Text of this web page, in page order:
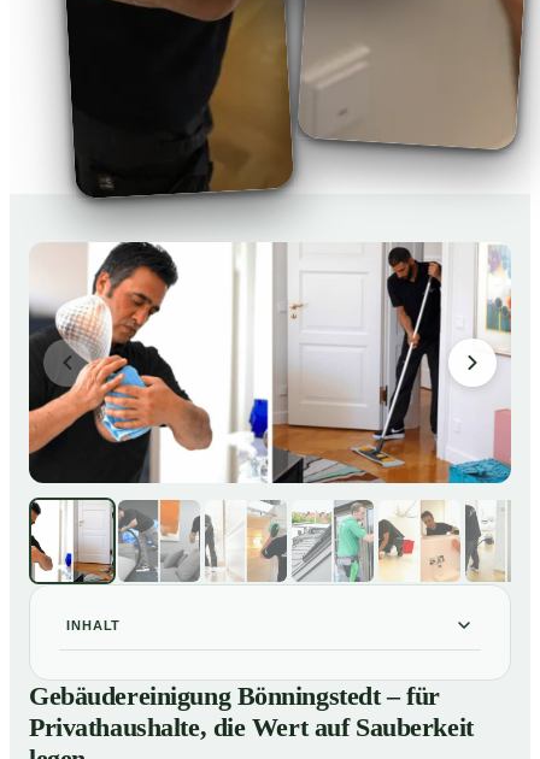
INHALT
01Gebäudereinigung Bönningstedt – für Privathaushalte,
die Wert auf Sauberkeit legen
Gebäudereinigung Bönningstedt – für
Privathaushalte, die Wert auf Sauberkeit